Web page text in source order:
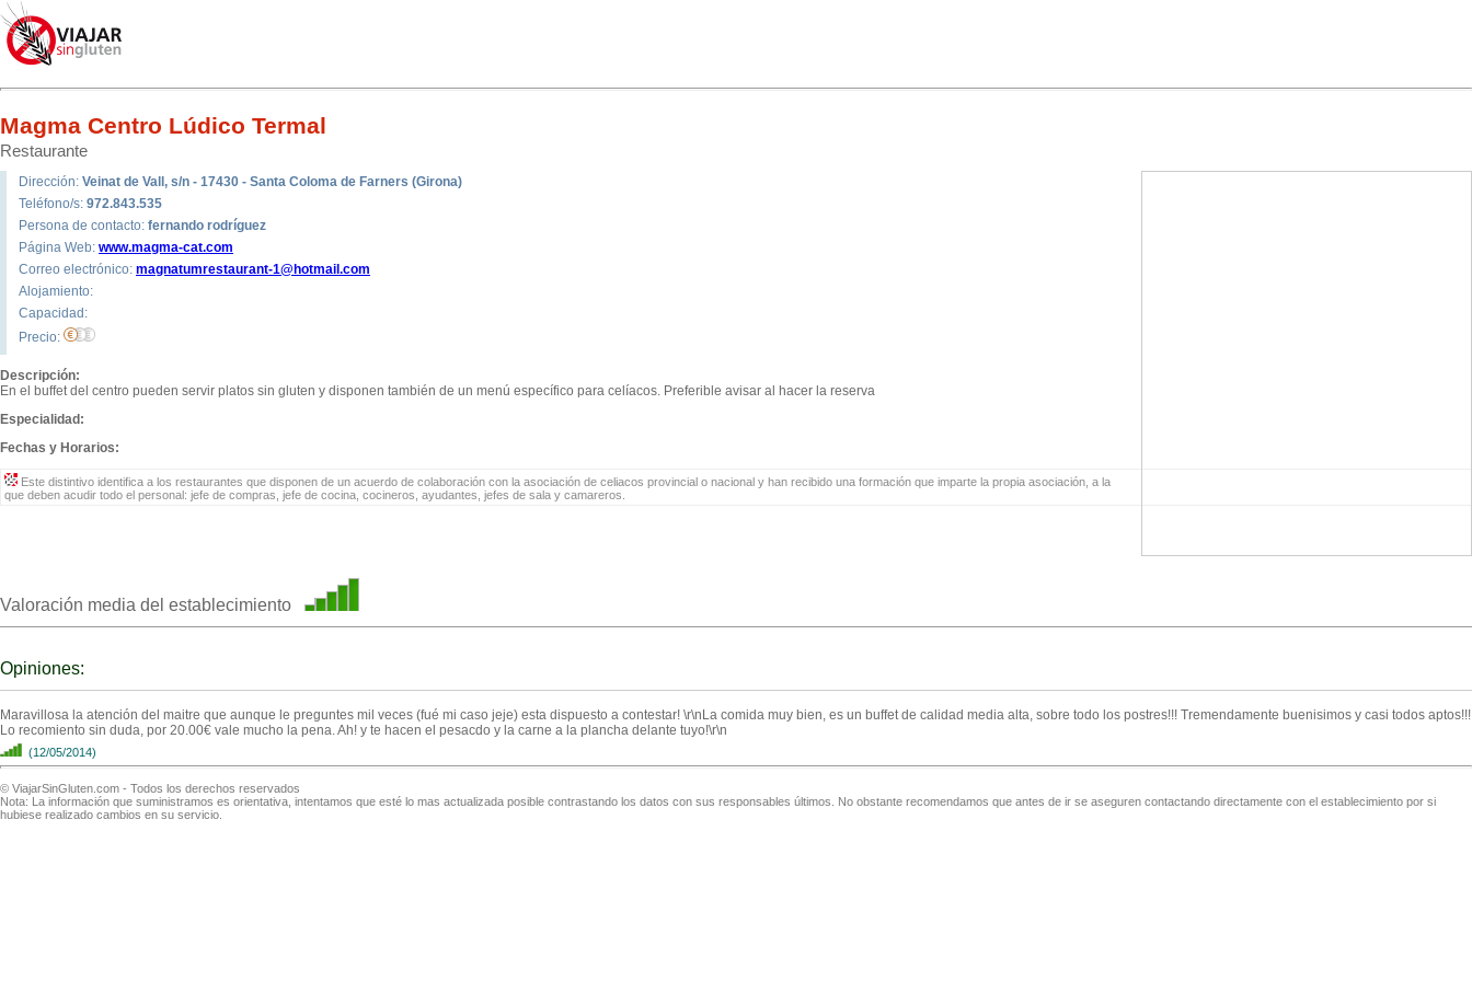
Magma Centro Lúdico Termal
Restaurante
Dirección: Veinat de Vall, s/n - 17430 - Santa Coloma de Farners (Girona)
Teléfono/s: 972.843.535
Persona de contacto: fernando rodríguez
Página Web: www.magma-cat.com
Correo electrónico: magnatumrestaurant-1@hotmail.com
Alojamiento:
Capacidad:
Precio:
Descripción:
En el buffet del centro pueden servir platos sin gluten y disponen también de un menú específico para celíacos. Preferible avisar al hacer la reserva
Especialidad:
Fechas y Horarios:
Este distintivo identifica a los restaurantes que disponen de un acuerdo de colaboración con la asociación de celiacos provincial o nacional y han recibido una formación que imparte la propia asociación, a la
que deben acudir todo el personal: jefe de compras, jefe de cocina, cocineros, ayudantes, jefes de sala y camareros.
Valoración media del establecimiento
Opiniones:
Maravillosa la atención del maitre que aunque le preguntes mil veces (fué mi caso jeje) esta dispuesto a contestar! \r\nLa comida muy bien, es un buffet de calidad media alta, sobre todo los postres!!! Tremendamente buenisimos y casi todos aptos!!!
Lo recomiento sin duda, por 20.00€ vale mucho la pena. Ah! y te hacen el pesacdo y la carne a la plancha delante tuyo!\r\n
(12/05/2014)
© ViajarSinGluten.com - Todos los derechos reservados
Nota: La información que suministramos es orientativa, intentamos que esté lo mas actualizada posible contrastando los datos con sus responsables últimos. No obstante recomendamos que antes de ir se aseguren contactando directamente con el establecimiento por si
hubiese realizado cambios en su servicio.